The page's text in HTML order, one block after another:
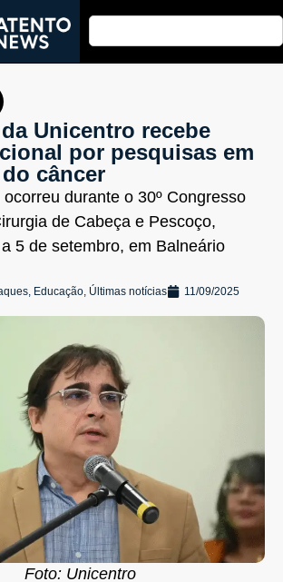
Unicentro recebe
por pesquisas em
câncer
durante o 30º Congresso
de Cabeça e Pescoço,
5 de setembro, em Balneário
, Educação, Últimas notícias
11/09/2025
Foto: Unicentro